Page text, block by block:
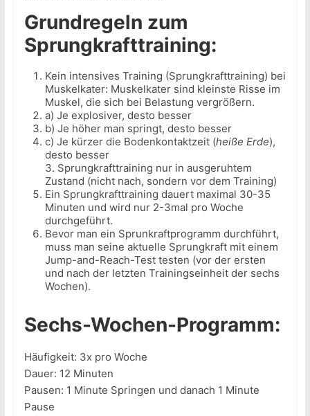
Grundregeln zum
Sprungkrafttraining:
Kein intensives Training (Sprungkrafttraining) bei
Muskelkater: Muskelkater sind kleinste Risse im
Muskel, die sich bei Belastung vergrößern.
a) Je explosiver, desto besser
b) Je höher man springt, desto besser
c) Je kürzer die Bodenkontaktzeit (heiße Erde),
desto besser
3. Sprungkrafttraining nur in ausgeruhtem
Zustand (nicht nach, sondern vor dem Training)
Ein Sprungkrafttraining dauert maximal 30-35
Minuten und wird nur 2-3mal pro Woche
durchgeführt.
Bevor man ein Sprunkraftprogramm durchführt,
muss man seine aktuelle Sprungkraft mit einem
Jump-and-Reach-Test testen (vor der ersten
und nach der letzten Trainingseinheit der sechs
Wochen).
Sechs-Wochen-Programm:
Häufigkeit: 3x pro Woche
Dauer: 12 Minuten
Pausen: 1 Minute Springen und danach 1 Minute
Pause